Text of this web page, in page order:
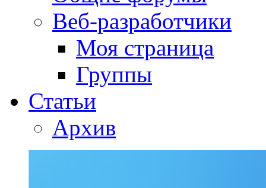
Веб-разработчики
Моя страница
Группы
Статьи
Архив